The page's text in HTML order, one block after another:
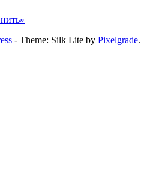
- Theme: Silk Lite by Pixelgrade.